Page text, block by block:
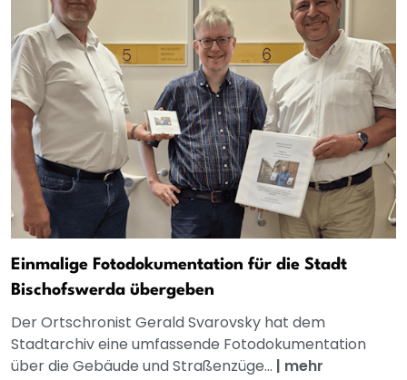
Einmalige Fotodokumentation für die Stadt
Bischofswerda übergeben
Der Ortschronist Gerald Svarovsky hat dem
Stadtarchiv eine umfassende Fotodokumentation
über die Gebäude und Straßenzüge... | mehr